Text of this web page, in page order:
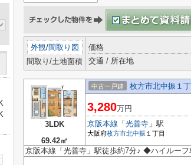
外観/間取り図
間取り/土地面積
価格
交通 / 所在地
3LDK
69.42㎡
中古一戸建 枚方市北中振１
3,280万円
京阪本線 「 光善寺 」駅
大阪府枚方市北中振 １丁目
京阪本線「光善寺」駅徒歩約7分♪ ◆ハイルー